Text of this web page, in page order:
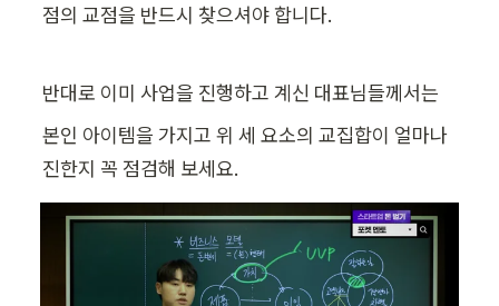
점의 교점을 반드시 찾으셔야 합니다.
반대로 이미 사업을 진행하고 계신 대표님들께서는
본인 아이템을 가지고 위 세 요소의 교집합이 얼마나
진한지 꼭 점검해 보세요.